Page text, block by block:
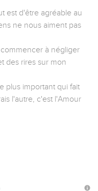
est d'être agréable au
ne nous aiment pas
à négliger
des rires sur mon
plus important qui fait
l'autre, c'est l'Amour